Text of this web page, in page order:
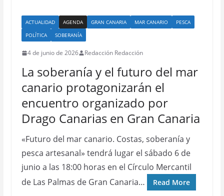
ACTUALIDAD AGENDA GRAN CANARIA MAR CANARIO
PESCA
POLÍTICA
SOBERANÍA
4 de junio de 2026 Redacción Redacción
La soberanía y el futuro del mar
canario protagonizarán el
encuentro organizado por
Drago Canarias en Gran Canaria
«Futuro del mar canario. Costas, soberanía y
pesca artesanal» tendrá lugar el sábado 6 de
junio a las 18:00 horas en el Círculo Mercantil
de Las Palmas de Gran Canaria…
Read More